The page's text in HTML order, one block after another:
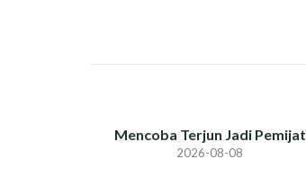
Mencoba Terjun Jadi Pemijat
2026-08-08